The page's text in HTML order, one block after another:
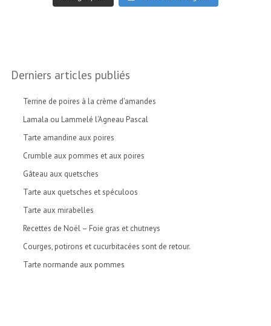
Derniers articles publiés
Terrine de poires à la crème d’amandes
Lamala ou Lammelé l’Agneau Pascal
Tarte amandine aux poires
Crumble aux pommes et aux poires
Gâteau aux quetsches
Tarte aux quetsches et spéculoos
Tarte aux mirabelles
Recettes de Noël – Foie gras et chutneys
Courges, potirons et cucurbitacées sont de retour.
Tarte normande aux pommes